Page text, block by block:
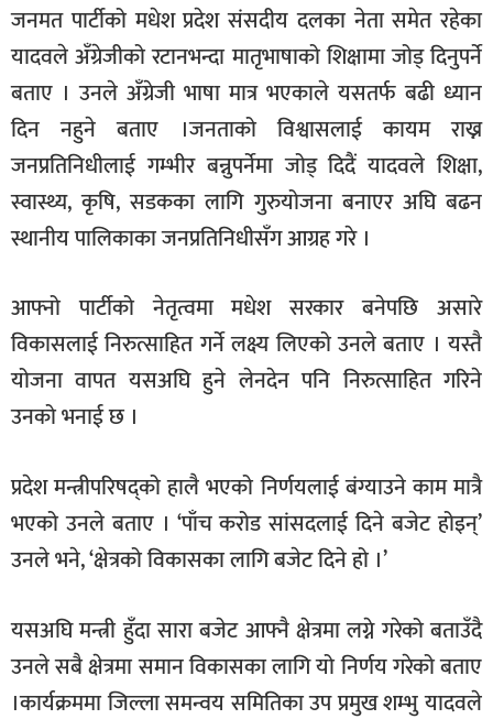
विचार
स्वास्थ्य
जनमत पार्टीको मधेश प्रदेश संसदीय दलका नेता समेत रहेका
यादवले अँग्रेजीको रटानभन्दा मातृभाषाको शिक्षामा जोड् दिनुपर्ने
बताए । उनले अँग्रेजी भाषा मात्र भएकाले यसतर्फ बढी ध्यान
दिन नहुने बताए ।जनताको विश्वासलाई कायम राख्न
जनप्रतिनिधीलाई गम्भीर बन्नुपर्नेमा जोड् दिदैं यादवले शिक्षा,
स्वास्थ्य, कृषि, सडकका लागि गुरुयोजना बनाएर अघि बढन
स्थानीय पालिकाका जनप्रतिनिधीसँग आग्रह गरे ।
आफ्नो पार्टीको नेतृत्वमा मधेश सरकार बनेपछि असारे
विकासलाई निरुत्साहित गर्ने लक्ष्य लिएको उनले बताए । यस्तै
योजना वापत यसअघि हुने लेनदेन पनि निरुत्साहित गरिने
उनको भनाई छ ।
प्रदेश मन्त्रीपरिषद्को हालै भएको निर्णयलाई बंग्याउने काम मात्रै
भएको उनले बताए । ‘पाँच करोड सांसदलाई दिने बजेट होइन्’
उनले भने, ‘क्षेत्रको विकासका लागि बजेट दिने हो ।’
यसअघि मन्त्री हुँदा सारा बजेट आफ्नै क्षेत्रमा लग्ने गरेको बताउँदै
उनले सबै क्षेत्रमा समान विकासका लागि यो निर्णय गरेको बताए
।कार्यक्रममा जिल्ला समन्वय समितिका उप प्रमुख शम्भु यादवले